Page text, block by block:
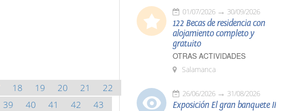
18 19 20 21
22
39 40 41 42
43
01/07/2026 30/09/2026
122 Becas de residencia con
alojamiento completo y
gratuito
OTRAS ACTIVIDADES
Salamanca
26/06/2026 31/08/2026
Exposición El gran banquete II